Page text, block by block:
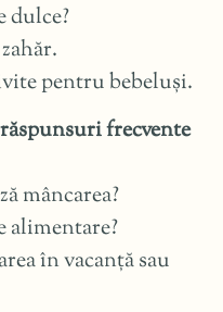
dulce?
pentru bebeluși.
frecvente
mâncarea?
alimentare?
în vacanță sau